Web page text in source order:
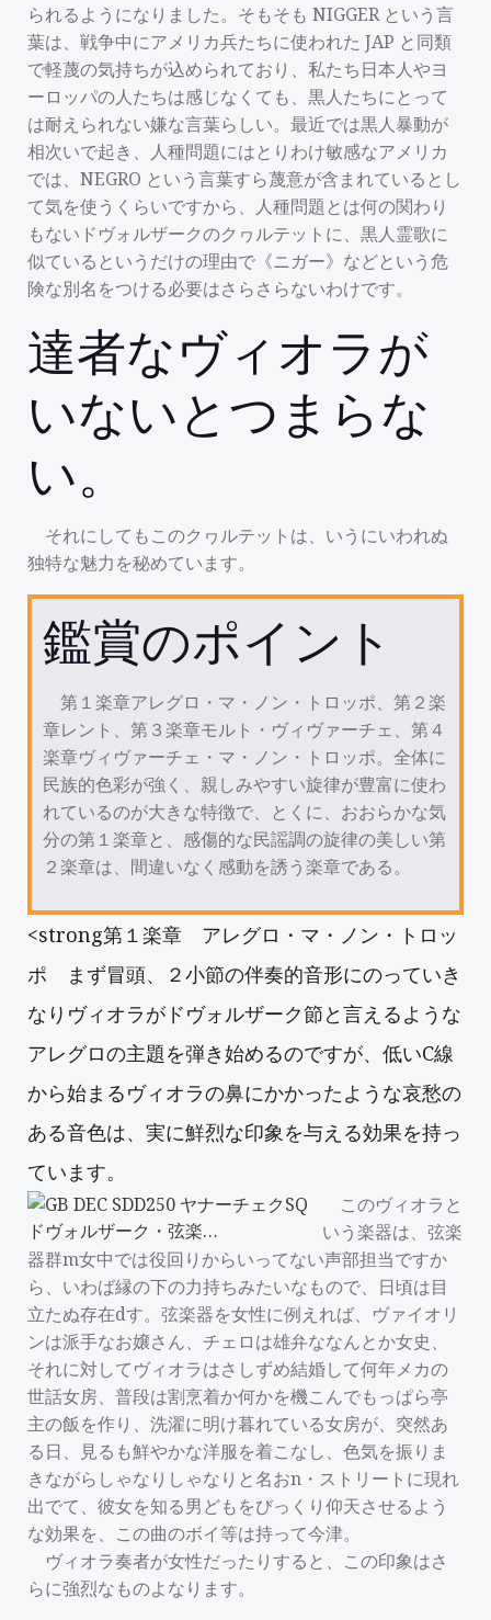
られるようになりました。そもそも NIGGER という言
葉は、戦争中にアメリカ兵たちに使われた JAP と同類
で軽蔑の気持ちが込められており、私たち日本人やヨ
ーロッパの人たちは感じなくても、黒人たちにとって
は耐えられない嫌な言葉らしい。最近では黒人暴動が
相次いで起き、人種問題にはとりわけ敏感なアメリカ
では、NEGRO という言葉すら蔑意が含まれているとし
て気を使うくらいですから、人種問題とは何の関わり
もないドヴォルザークのクヮルテットに、黒人霊歌に
似ているというだけの理由で《ニガー》などという危
険な別名をつける必要はさらさらないわけです。
達者なヴィオラが
いないとつまらな
い。
それにしてもこのクヮルテットは、いうにいわれぬ
独特な魅力を秘めています。
鑑賞のポイント
第１楽章アレグロ・マ・ノン・トロッポ、第２楽
章レント、第３楽章モルト・ヴィヴァーチェ、第４
楽章ヴィヴァーチェ・マ・ノン・トロッポ。全体に
民族的色彩が強く、親しみやすい旋律が豊富に使わ
れているのが大きな特徴で、とくに、おおらかな気
分の第１楽章と、感傷的な民謡調の旋律の美しい第
２楽章は、間違いなく感動を誘う楽章である。
<strong第１楽章 アレグロ・マ・ノン・トロッ
ポ まず冒頭、２小節の伴奏的音形にのっていき
なりヴィオラがドヴォルザーク節と言えるような
アレグロの主題を弾き始めるのですが、低いC線
から始まるヴィオラの鼻にかかったような哀愁の
ある音色は、実に鮮烈な印象を与える効果を持っ
ています。
このヴィオラと
いう楽器は、弦楽
器群m女中では役回りからいってない声部担当ですか
ら、いわば縁の下の力持ちみたいなもので、日頃は目
立たぬ存在dす。弦楽器を女性に例えれば、ヴァイオリ
ンは派手なお嬢さん、チェロは雄弁ななんとか女史、
それに対してヴィオラはさしずめ結婚して何年メカの
世話女房、普段は割烹着か何かを機こんでもっぱら亭
主の飯を作り、洗濯に明け暮れている女房が、突然あ
る日、見るも鮮やかな洋服を着こなし、色気を振りま
きながらしゃなりしゃなりと名おn・ストリートに現れ
出でて、彼女を知る男どもをびっくり仰天させるよう
な効果を、この曲のボイ等は持って今津。
ヴィオラ奏者が女性だったりすると、この印象はさ
らに強烈なものよなります。